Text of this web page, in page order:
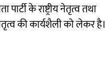
के राष्ट्रीय नेतृत्व तथा
की कार्यशैली को लेकर है।